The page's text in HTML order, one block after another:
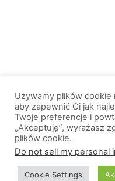
© 2013-2026, All Rights
Używamy plików
aby zapewnić Ci jak
Twoje preferencje i
„Akceptuję”, wyrażasz
plików cookie.
Do not sell my personal
Cookie Settings